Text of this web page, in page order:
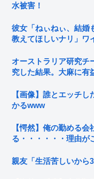
水被害！
彼女「ねぃねぃ、結婚
教えてほしいナリ」ワ
オーストラリア研究チ
究した結果。大麻に有
【画像】誰とエッチ
かるwww
【愕然】俺の勤める
る・・・・・・理由が
親友「生活苦しいから